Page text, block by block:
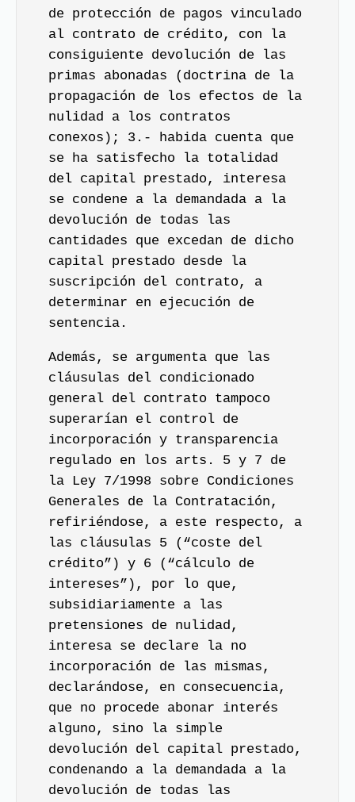
de protección de pagos vinculado
al contrato de crédito, con la
consiguiente devolución de las
primas abonadas (doctrina de la
propagación de los efectos de la
nulidad a los contratos
conexos); 3.- habida cuenta que
se ha satisfecho la totalidad
del capital prestado, interesa
se condene a la demandada a la
devolución de todas las
cantidades que excedan de dicho
capital prestado desde la
suscripción del contrato, a
determinar en ejecución de
sentencia.
Además, se argumenta que las
cláusulas del condicionado
general del contrato tampoco
superarían el control de
incorporación y transparencia
regulado en los arts. 5 y 7 de
la Ley 7/1998 sobre Condiciones
Generales de la Contratación,
refiriéndose, a este respecto, a
las cláusulas 5 (“coste del
crédito”) y 6 (“cálculo de
intereses”), por lo que,
subsidiariamente a las
pretensiones de nulidad,
interesa se declare la no
incorporación de las mismas,
declarándose, en consecuencia,
que no procede abonar interés
alguno, sino la simple
devolución del capital prestado,
condenando a la demandada a la
devolución de todas las